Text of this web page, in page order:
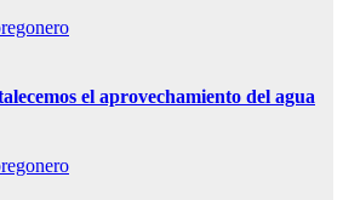
el aprovechamiento del agua